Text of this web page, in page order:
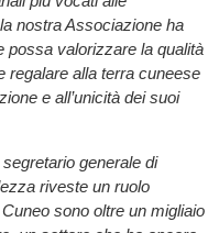
nostra Associazione ha
possa valorizzare la qualità
regalare alla terra cuneese
e all’unicità dei suoi
segretario generale di
riveste un ruolo
sono oltre un migliaio